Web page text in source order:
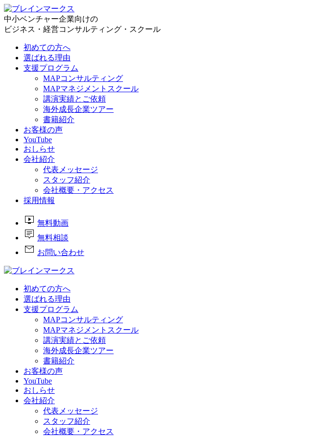
中小ベンチャー企業向けの
ビジネス・経営コンサルティング・スクール
初めての方へ
選ばれる理由
支援プログラム
MAPコンサルティング
MAPマネジメントスクール
講演実績とご依頼
海外成長企業ツアー
書籍紹介
お客様の声
YouTube
おしらせ
会社紹介
代表メッセージ
スタッフ紹介
会社概要・アクセス
採用情報
live_tv 無料動画
tooltip_2 無料相談
mail お問い合わせ
初めての方へ
選ばれる理由
支援プログラム
MAPコンサルティング
MAPマネジメントスクール
講演実績とご依頼
海外成長企業ツアー
書籍紹介
お客様の声
YouTube
おしらせ
会社紹介
代表メッセージ
スタッフ紹介
会社概要・アクセス